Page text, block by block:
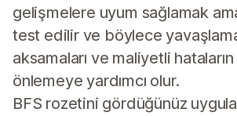
gelişmelere uyum sağlamak
test edilir ve böylece
aksamaları ve maliyetli hataların
önlemeye yardımcı olur.
BFS rozetini gördüğünüz